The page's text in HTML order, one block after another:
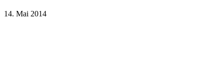
14. Mai 2014